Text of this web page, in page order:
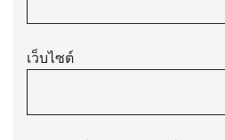
เว็บไซต์